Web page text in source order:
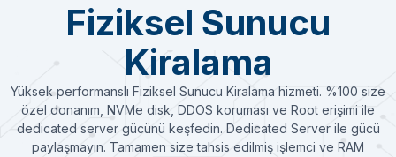
Fiziksel Sunucu
Kiralama
Yüksek performanslı Fiziksel Sunucu Kiralama hizmeti. %100 size
özel donanım, NVMe disk, DDOS koruması ve Root erişimi ile
dedicated server gücünü keşfedin. Dedicated Server ile gücü
paylaşmayın. Tamamen size tahsis edilmiş işlemci ve RAM